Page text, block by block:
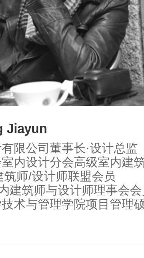
Jiayun
有限公司董事长·设计总监
内设计分会高级室内建
筑师/设计师联盟会员
建筑师与设计师理事会
术与管理学院项目管理